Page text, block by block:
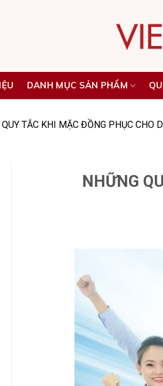
DANH MỤC SẢN PHẨM
TẮC KHI MẶC ĐỒNG PHỤC CHO
NHỮNG